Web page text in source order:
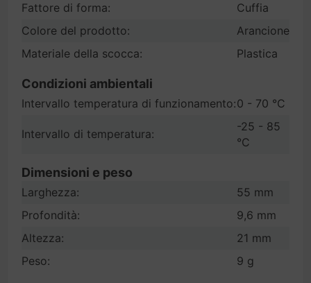
Fattore di forma:
Cuffia
Colore del prodotto:
Arancione
Materiale della scocca:
Plastica
Condizioni ambientali
Intervallo temperatura di funzionamento:0 - 70 °C
Intervallo di temperatura:
-25 - 85
°C
Dimensioni e peso
Larghezza:
55 mm
Profondità:
9,6 mm
Altezza:
21 mm
Peso:
9 g